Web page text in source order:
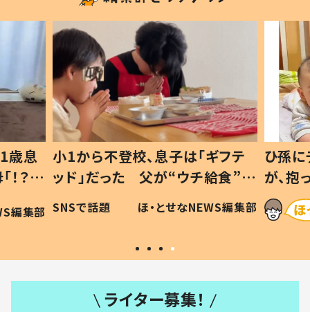
歳息
？」
編集部
小1から不登校、息子は「ギフテ
ッド」だった 父が“ウチ給食”を
作り続ける理由とは #令和の親
#令和の子
SNSで話題 ほ・とせなNEWS編集部
ひ孫
が、
「涙が
い」
ライター募集！